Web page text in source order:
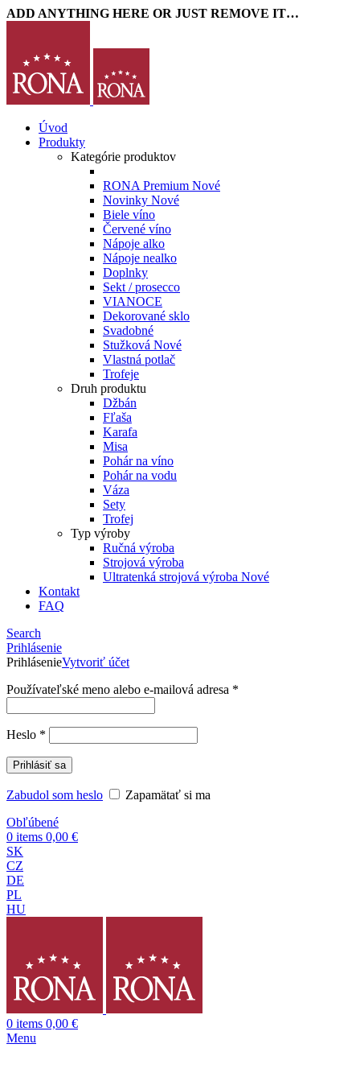
ADD ANYTHING HERE OR JUST REMOVE IT…
Úvod
Produkty
Kategórie produktov
RONA Premium Nové
Novinky Nové
Biele víno
Červené víno
Nápoje alko
Nápoje nealko
Doplnky
Sekt / prosecco
VIANOCE
Dekorované sklo
Svadobné
Stužková Nové
Vlastná potlač
Trofeje
Druh produktu
Džbán
Fľaša
Karafa
Misa
Pohár na víno
Pohár na vodu
Váza
Sety
Trofej
Typ výroby
Ručná výroba
Strojová výroba
Ultratenká strojová výroba Nové
Kontakt
FAQ
Search
Prihlásenie
PrihlásenieVytvoriť účet
Používateľské meno alebo e-mailová adresa *
Heslo *
Prihlásiť sa
Zabudol som heslo
Zapamätať si ma
Obľúbené
0 items 0,00 €
SK
CZ
DE
PL
HU
0 items 0,00 €
Menu